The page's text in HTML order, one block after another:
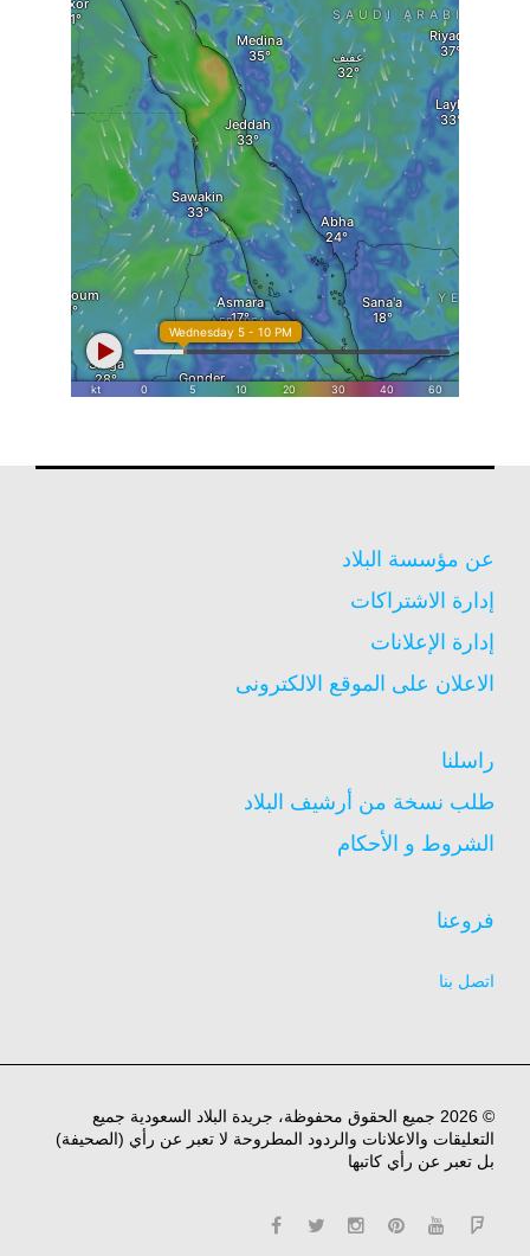
عن مؤسسة البلاد
إدارة الاشتراكات
إدارة الإعلانات
الاعلان على الموقع الالكترونى
راسلنا
طلب نسخة من أرشيف البلاد
الشروط و الأحكام
فروعنا
اتصل بنا
© 2026 جميع الحقوق محفوظة، جريدة البلاد السعودية جميع
التعليقات والاعلانات والردود المطروحة لا تعبر عن رأي (الصحيفة)
بل تعبر عن رأي كاتبها